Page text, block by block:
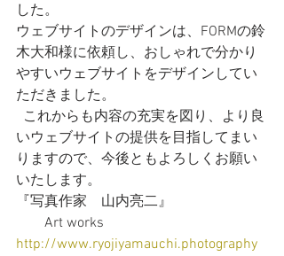
した。
ウェブサイトのデザインは、FORMの鈴
木大和様に依頼し、おしゃれで分かり
やすいウェブサイトをデザインしてい
ただきました。
いウェブサイトの提供を目指してまい
りますので、今後ともよろしくお願い
いたします。
『写真作家　山内亮二』
Art works
http://www.ryojiyamauchi.photography